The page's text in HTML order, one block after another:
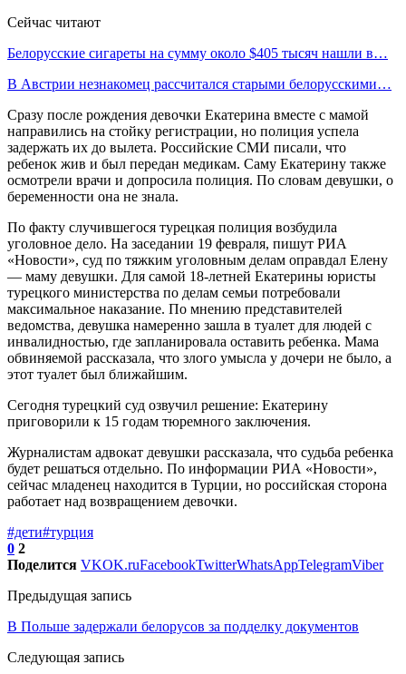
Сейчас читают
Белорусские сигареты на сумму около $405 тысяч нашли в…
В Австрии незнакомец рассчитался старыми белорусскими…
Сразу после рождения девочки Екатерина вместе с мамой
направились на стойку регистрации, но полиция успела
задержать их до вылета. Российские СМИ писали, что
ребенок жив и был передан медикам. Саму Екатерину также
осмотрели врачи и допросила полиция. По словам девушки, о
беременности она не знала.
По факту случившегося турецкая полиция возбудила
уголовное дело. На заседании 19 февраля, пишут РИА
«Новости», суд по тяжким уголовным делам оправдал Елену
— маму девушки. Для самой 18-летней Екатерины юристы
турецкого министерства по делам семьи потребовали
максимальное наказание. По мнению представителей
ведомства, девушка намеренно зашла в туалет для людей с
инвалидностью, где запланировала оставить ребенка. Мама
обвиняемой рассказала, что злого умысла у дочери не было, а
этот туалет был ближайшим.
Сегодня турецкий суд озвучил решение: Екатерину
приговорили к 15 годам тюремного заключения.
Журналистам адвокат девушки рассказала, что судьба ребенка
будет решаться отдельно. По информации РИА «Новости»,
сейчас младенец находится в Турции, но российская сторона
работает над возвращением девочки.
#дети#турция
0 2
Поделится VKOK.ruFacebookTwitterWhatsAppTelegramViber
Предыдущая запись
В Польше задержали белорусов за подделку документов
Следующая запись